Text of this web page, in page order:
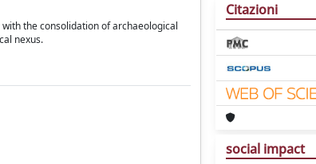
the consolidation of archaeological
nexus.
Citazioni
social impact